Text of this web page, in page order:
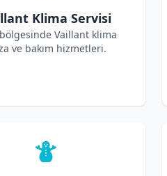
Klima Servisi
Vaillant klima
ve bakım hizmetleri.